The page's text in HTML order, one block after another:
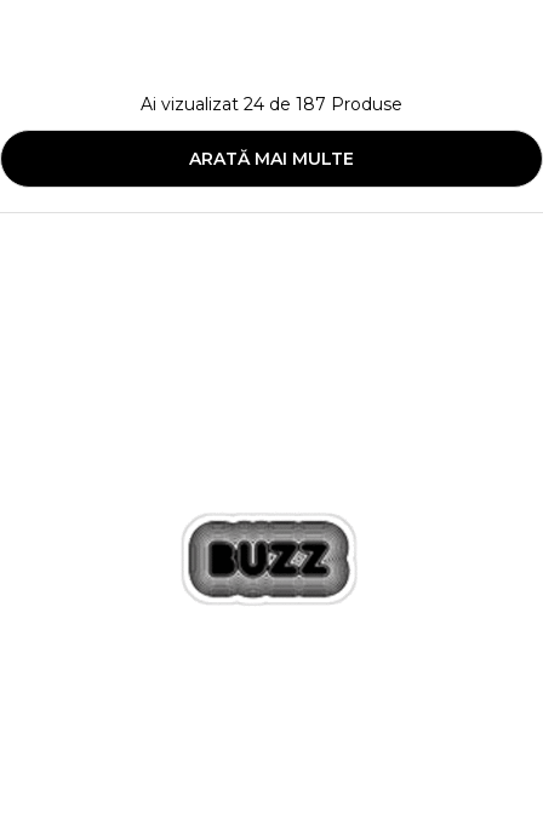
Ai vizualizat 24 de 187 Produse
ARATĂ MAI MULTE